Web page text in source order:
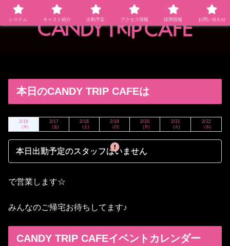
本日のCANDY TRIP CAFEは
2/16
(木)
2/17
(金)
2/18
(土)
2/19
(日)
2/20
(月)
2/21
(火)
2/22
(水)
本日出勤予定のスタッフはいません
で営業します☆
みんなのご帰宅お待ちしてます♪
CANDY TRIP CAFEイベントカレンダー
システム キャスト紹介 出勤予定 アクセス情報 採用情報 お問い合わせ